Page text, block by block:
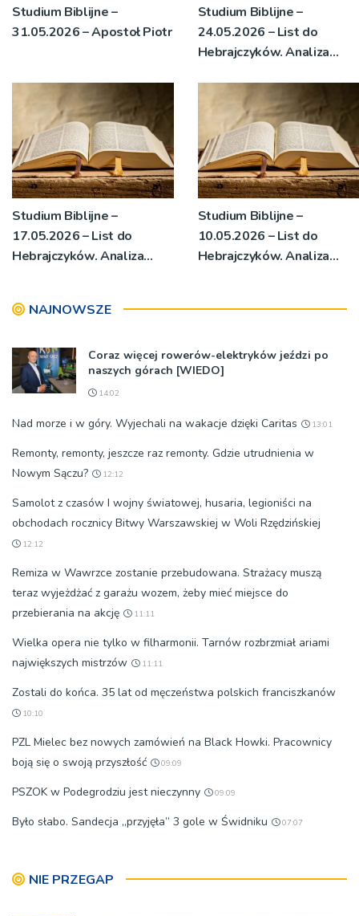
Studium Biblijne –
31.05.2026 – Apostoł Piotr
Studium Biblijne –
24.05.2026 – List do
Hebrajczyków. Analiza
Studium Biblijne –
17.05.2026 – List do
Hebrajczyków. Analiza
Studium Biblijne –
10.05.2026 – List do
Hebrajczyków. Analiza
NAJNOWSZE
Coraz więcej rowerów-elektryków jeździ po
naszych górach [WIEDO]
14:02
Nad morze i w góry. Wyjechali na wakacje dzięki Caritas 13:01
Remonty, remonty, jeszcze raz remonty. Gdzie utrudnienia w
Nowym Sączu?
12:12
Samolot z czasów I wojny światowej, husaria, legioniści na
obchodach rocznicy Bitwy Warszawskiej w Woli Rzędzińskiej
12:12
Remiza w Wawrzce zostanie przebudowana. Strażacy muszą
teraz wyjeżdżać z garażu wozem, żeby mieć miejsce do
przebierania na akcję
11:11
Wielka opera nie tylko w filharmonii. Tarnów rozbrzmiał ariami
największych mistrzów
11:11
Zostali do końca. 35 lat od męczeństwa polskich franciszkanów
10:10
PZL Mielec bez nowych zamówień na Black Howki. Pracownicy
boją się o swoją przyszłość
09:09
PSZOK w Podegrodziu jest nieczynny 09:09
Było słabo. Sandecja „przyjęła” 3 gole w Świdniku 07:07
NIE PRZEGAP